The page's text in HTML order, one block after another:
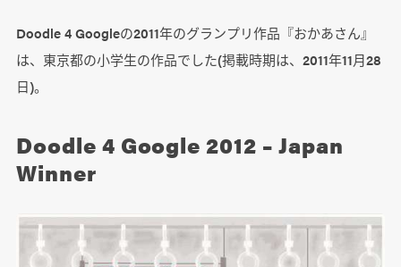
Doodle 4 Googleの2011年のグランプリ作品『おかあさん』
は、東京都の小学生の作品でした(掲載時期は、2011年11月28
日)。
Doodle 4 Google 2012 – Japan
Winner